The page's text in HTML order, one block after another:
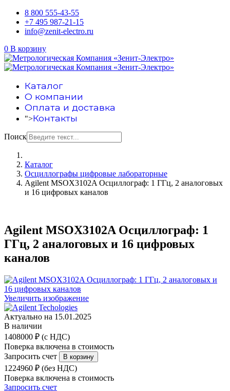
8 800 555-43-55
+7 495 987-21-15
info@zenit-electro.ru
0 В корзину
Каталог
О компании
Оплата и доставка
">Контакты
Поиск
Каталог
Осциллографы цифровые лабораторные
Agilent MSOX3102A Осциллограф: 1 ГГц, 2 аналоговых
и 16 цифровых каналов
Agilent MSOX3102A Осциллограф: 1
ГГц, 2 аналоговых и 16 цифровых
каналов
Увеличить изображение
Актуально на 15.01.2025
В наличии
1408000 ₽ (с НДС)
Поверка включена в стоимость
Запросить счет
1224960 ₽ (без НДС)
Поверка включена в стоимость
Запросить счет